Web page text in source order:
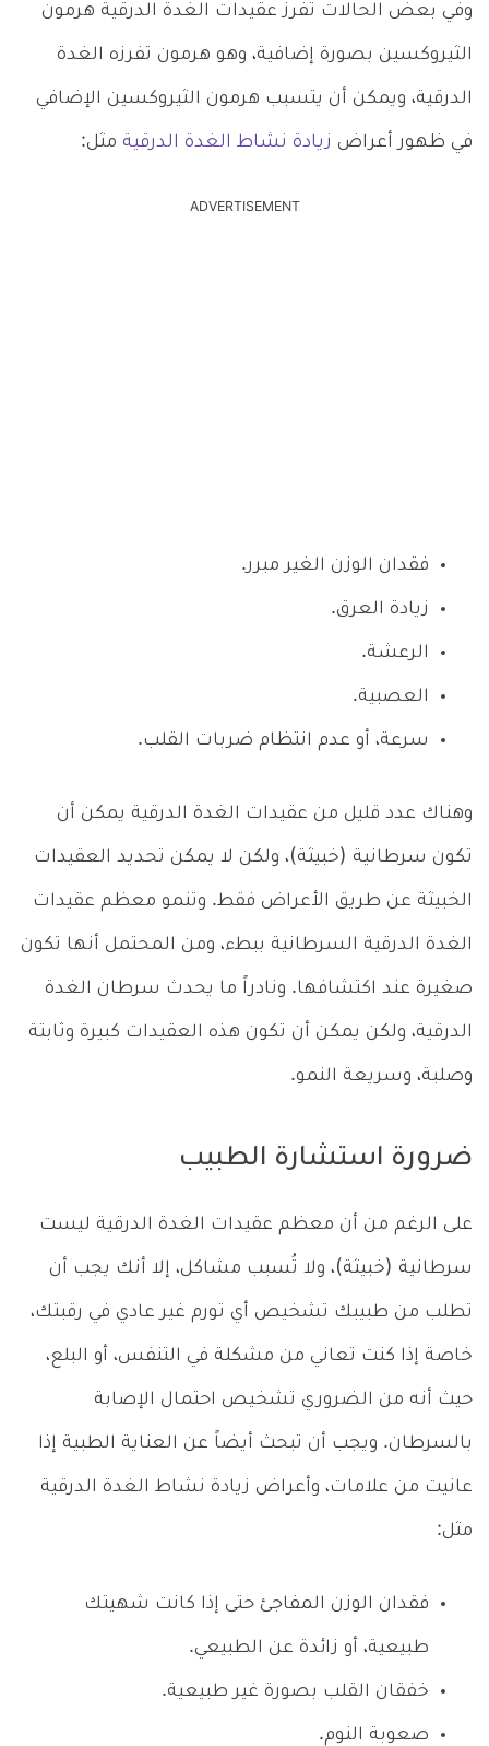
وفي بعض الحالات تفرز عقيدات الغدة الدرقية هرمون
الثيروكسين بصورة إضافية، وهو هرمون تفرزه الغدة
الدرقية، ويمكن أن يتسبب هرمون الثيروكسين الإضافي
في ظهور أعراض زيادة نشاط الغدة الدرقية مثل:
ADVERTISEMENT
فقدان الوزن الغير مبرر.
زيادة العرق.
الرعشة.
العصبية.
سرعة، أو عدم انتظام ضربات القلب.
وهناك عدد قليل من عقيدات الغدة الدرقية يمكن أن
تكون سرطانية (خبيثة)، ولكن لا يمكن تحديد العقيدات
الخبيثة عن طريق الأعراض فقط. وتنمو معظم عقيدات
الغدة الدرقية السرطانية ببطء، ومن المحتمل أنها تكون
صغيرة عند اكتشافها. ونادراً ما يحدث سرطان الغدة
الدرقية، ولكن يمكن أن تكون هذه العقيدات كبيرة وثابتة
وصلبة، وسريعة النمو.
ضرورة استشارة الطبيب
على الرغم من أن معظم عقيدات الغدة الدرقية ليست
سرطانية (خبيثة)، ولا تُسبب مشاكل، إلا أنك يجب أن
تطلب من طبيبك تشخيص أي تورم غير عادي في رقبتك،
خاصة إذا كنت تعاني من مشكلة في التنفس، أو البلع،
حيث أنه من الضروري تشخيص احتمال الإصابة
بالسرطان. ويجب أن تبحث أيضاً عن العناية الطبية إذا
عانيت من علامات، وأعراض زيادة نشاط الغدة الدرقية
مثل:
فقدان الوزن المفاجئ حتى إذا كانت شهيتك
طبيعية، أو زائدة عن الطبيعي.
خفقان القلب بصورة غير طبيعية.
صعوبة النوم.